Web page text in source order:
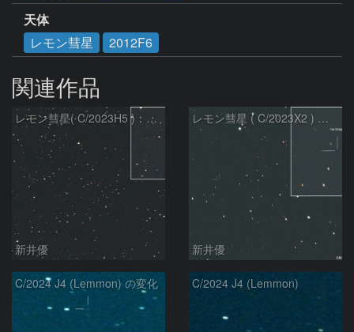
天体
レモン彗星
2012F6
関連作品
レモン彗星( C/2023H5 )：2026/05/20
新井優
レモン彗星 ( C/2023X2 ) の予報位置：2026/05/29
新井優
C/2024 J4 (Lemmon) の変化 C/2024 J4 (Lemmon)